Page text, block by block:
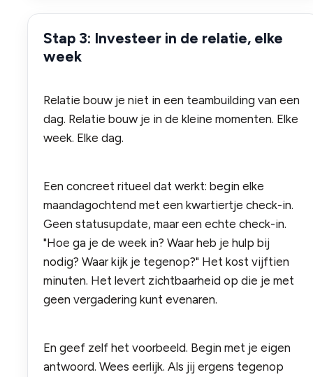
Stap 3: Investeer in de relatie, elke
week
Relatie bouw je niet in een teambuilding van een
dag. Relatie bouw je in de kleine momenten. Elke
week. Elke dag.
Een concreet ritueel dat werkt: begin elke
maandagochtend met een kwartiertje check-in.
Geen statusupdate, maar een echte check-in.
"Hoe ga je de week in? Waar heb je hulp bij
nodig? Waar kijk je tegenop?" Het kost vijftien
minuten. Het levert zichtbaarheid op die je met
geen vergadering kunt evenaren.
En geef zelf het voorbeeld. Begin met je eigen
antwoord. Wees eerlijk. Als jij ergens tegenop